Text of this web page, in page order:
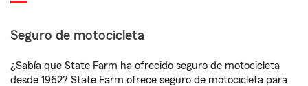
Seguro de motocicleta
¿Sabía que State Farm ha ofrecido seguro de motocicleta
desde 1962? State Farm ofrece seguro de motocicleta para